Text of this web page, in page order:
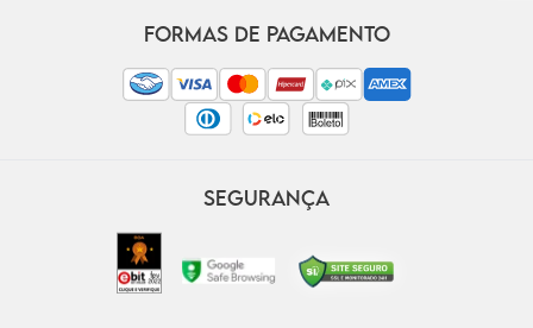
FORMAS DE PAGAMENTO
SEGURANÇA